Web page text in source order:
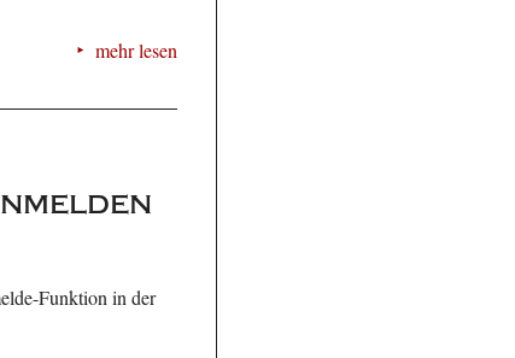
mehr lesen
Funktion in der